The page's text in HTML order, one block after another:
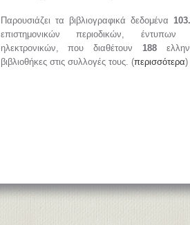
Παρουσιάζει τα βιβλιογραφικά δεδομένα
επιστημονικών περιοδικών, έντυπων
ηλεκτρονικών, που διαθέτουν 188
βιβλιοθήκες στις συλλογές τους. (περισσότερα)